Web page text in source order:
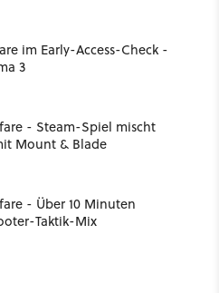
im Early-Access-Check -
3
- Steam-Spiel mischt
Mount & Blade
- Über 10 Minuten
Taktik-Mix